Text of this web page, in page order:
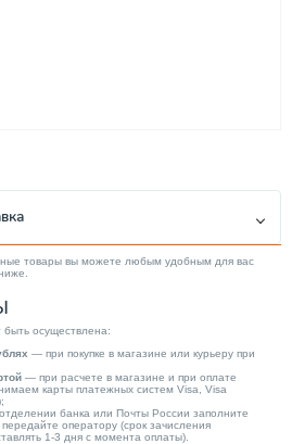
товары вы можете любым удобным для вас
осуществлена:
— при покупке в магазине или курьеру при
— при расчете в магазине и при оплате
карты платежных систем Visa, Visa
банка или Почты России заполните
оператору (срок зачисления
1-3 дня с момента оплаты).